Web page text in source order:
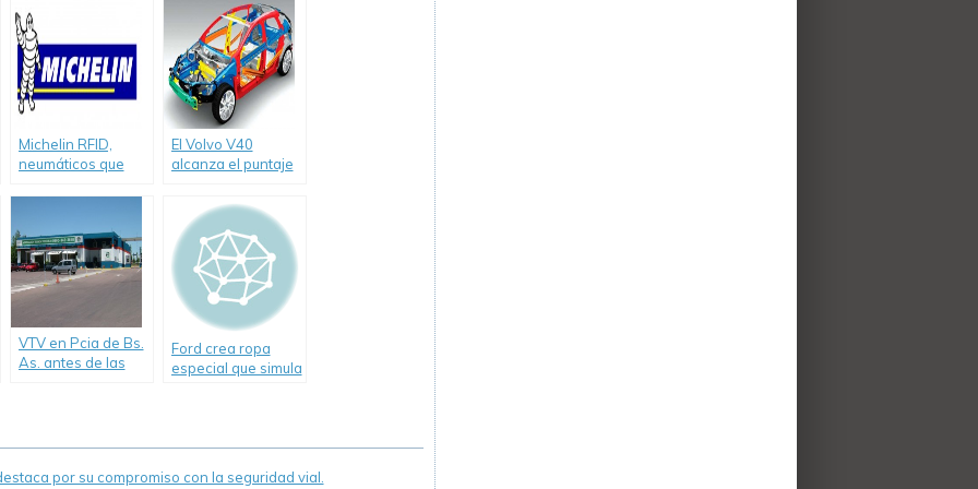
Tránsito
Michelin RFID,
neumáticos que
El Volvo V40
alcanza el puntaje
historia de las
pruebas de
seguridad del Euro
NCAP
VTV en Pcia de Bs.
As. antes de las
Ford crea ropa
especial que simula
por su compromiso con la seguridad vial.